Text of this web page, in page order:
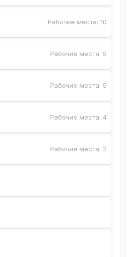
Рабочие места:10
Рабочие места: 5
Рабочие места: 5
Рабочие места:4
Рабочие места: 2